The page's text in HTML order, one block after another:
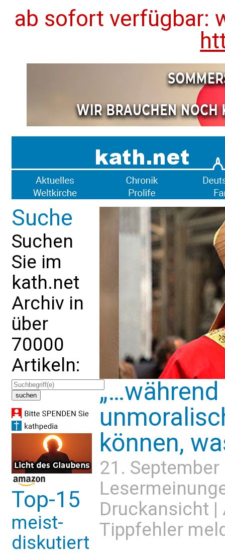
ab sofort verfügbar:
Suche
Suchen
Sie im
kath.net
Archiv in
über
70000
Artikeln:
Top-15
meist-
diskutiert
können,
21.
Druckansicht |
Tippfehler